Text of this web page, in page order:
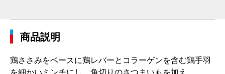
商品説明
鶏ささみをベースに鶏レバーとコラーゲンを含む鶏手羽